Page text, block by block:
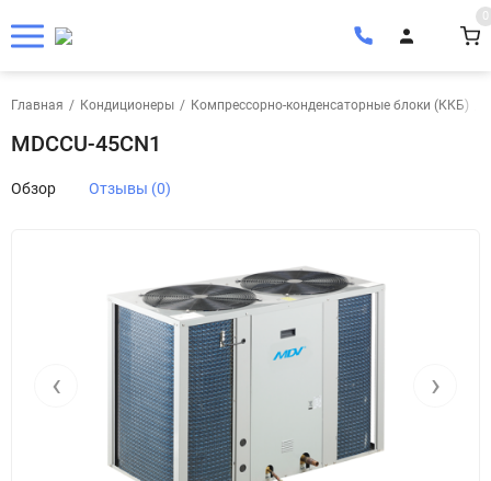
0
Главная / Кондиционеры / Компрессорно-конденсаторные блоки (ККБ)
MDCCU-45CN1
Обзор Отзывы (0)
‹ ›